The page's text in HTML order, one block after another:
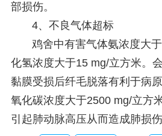
部损伤。
4、不良气体超标
鸡舍中有害气体氨浓度大
化氢浓度大于15 mg/立方米。
黏膜受损后纤毛脱落有利于病
氧化碳浓度大于2500 mg/立方
引起肺动脉高压从而造成肺损伤